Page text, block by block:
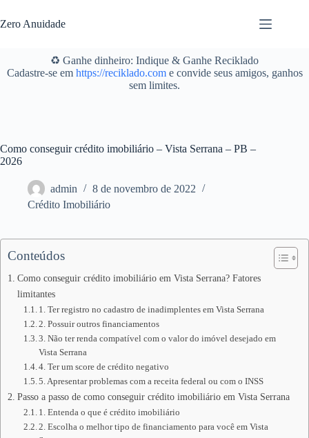
para
o
Zero Anuidade
♻️ Ganhe dinheiro: Indique & Ganhe Reciklado
Cadastre-se em https://reciklado.come convide seus amigos, ganhos
sem limites.
Como conseguir crédito imobiliário – Vista Serrana – PB –
2026
admin
8 de novembro de 2022
Crédito Imobiliário
Conteúdos
Como conseguir crédito imobiliário em Vista Serrana? Fatores
limitantes
1. Ter registro no cadastro de inadimplentes em Vista Serrana
2. Possuir outros financiamentos
3. Não ter renda compatível com o valor do imóvel desejado em
Vista Serrana
4. Ter um score de crédito negativo
5. Apresentar problemas com a receita federal ou com o INSS
Passo a passo de como conseguir crédito imobiliário em Vista Serrana
1. Entenda o que é crédito imobiliário
2. Escolha o melhor tipo de financiamento para você em Vista